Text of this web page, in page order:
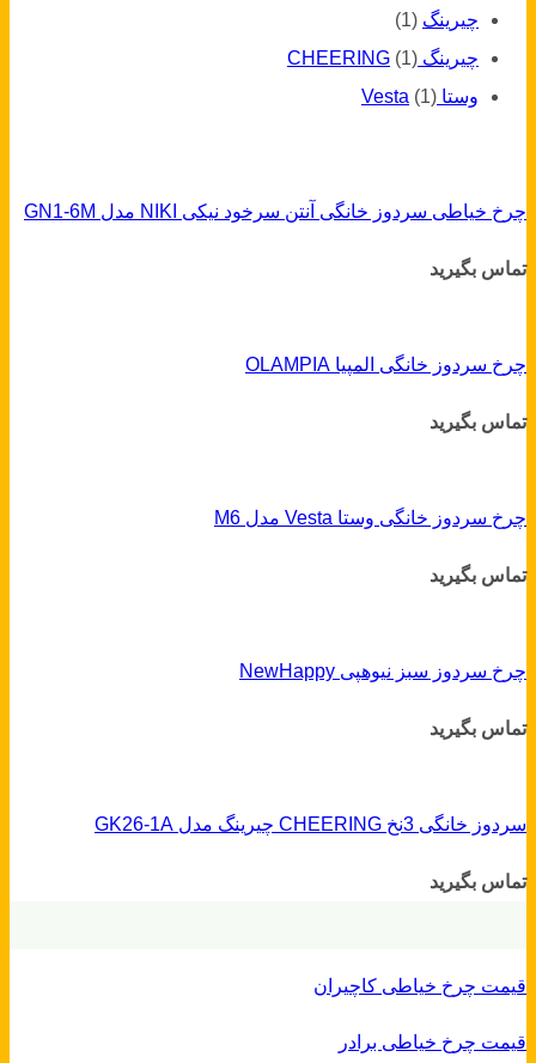
چیرینگ (1)
چیرینگ CHEERING (1)
وستا Vesta (1)
چرخ خیاطی سردوز خانگی آنتن سرخود نیکی NIKI مدل GN1-6M
تماس بگیرید
چرخ سردوز خانگی المپیا OLAMPIA
تماس بگیرید
چرخ سردوز خانگی وستا Vesta مدل M6
تماس بگیرید
چرخ سردوز سبز نیوهپی NewHappy
تماس بگیرید
سردوز خانگی 3نخ CHEERING چیرینگ مدل GK26-1A
تماس بگیرید
قیمت چرخ خیاطی کاچیران
قیمت چرخ خیاطی برادر